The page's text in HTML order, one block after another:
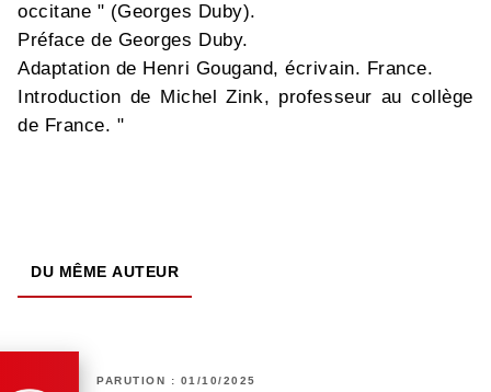
occitane " (Georges Duby).
Préface de Georges Duby.
Adaptation de Henri Gougand, écrivain. France.
Introduction de Michel Zink, professeur au collège
de France. "
DU MÊME AUTEUR
PARUTION : 01/10/2025